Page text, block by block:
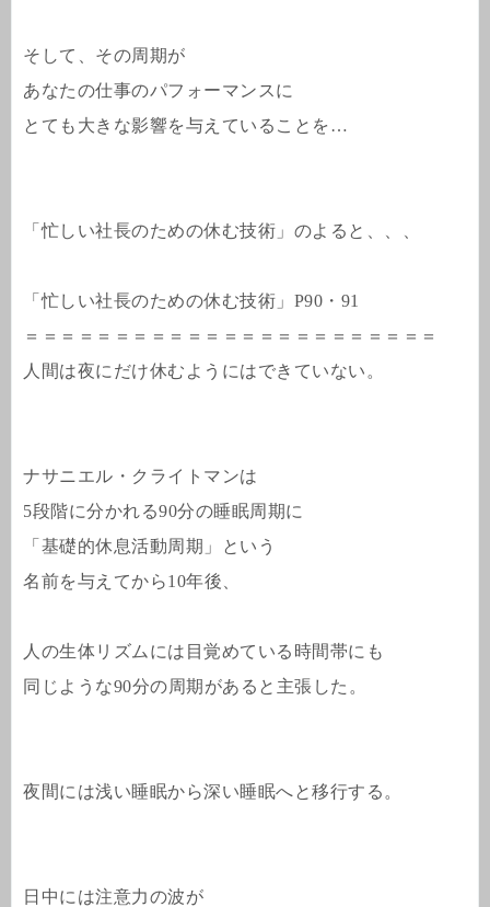
そして、その周期が
あなたの仕事のパフォーマンスに
とても大きな影響を与えていることを…
「忙しい社長のための休む技術」のよると、、、
「忙しい社長のための休む技術」P90・91
＝＝＝＝＝＝＝＝＝＝＝＝＝＝＝＝＝＝＝＝＝＝＝
人間は夜にだけ休むようにはできていない。
ナサニエル・クライトマンは
5段階に分かれる90分の睡眠周期に
「基礎的休息活動周期」という
名前を与えてから10年後、
人の生体リズムには目覚めている時間帯にも
同じような90分の周期があると主張した。
夜間には浅い睡眠から深い睡眠へと移行する。
日中には注意力の波が